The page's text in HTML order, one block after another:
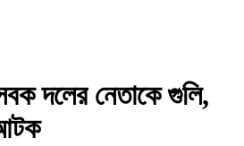
দলের নেতাকে গুলি,